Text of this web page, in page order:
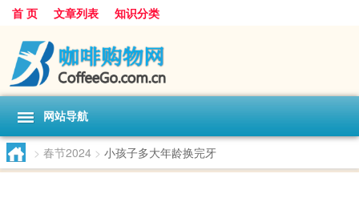
首 页 文章列表 知识分类
网站导航
> 春节2024 > 小孩子多大年龄换完牙